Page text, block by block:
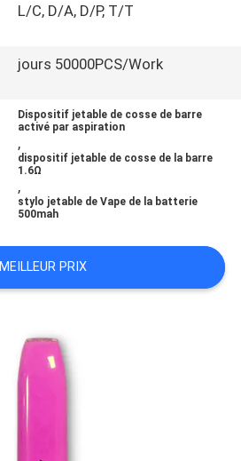
L/C, D/A, D/P, T/T
jours 50000PCS/Work
Dispositif jetable de cosse de barre
activé par aspiration
,
dispositif jetable de cosse de la barre
1.6Ω
,
stylo jetable de Vape de la batterie
500mah
MEILLEUR PRIX